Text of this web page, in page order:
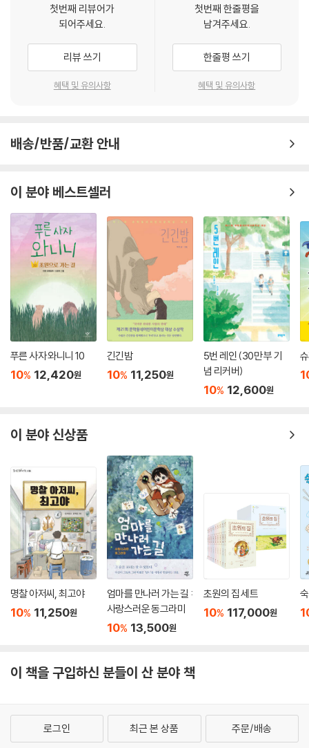
첫번째 리뷰어가
되어주세요.
리뷰 쓰기
혜택 및 유의사항
첫번째 한줄평을
남겨주세요.
한줄평 쓰기
혜택 및 유의사항
배송/반품/교환 안내
이 분야 베스트셀러
푸른 사자 와니니 10
10% 12,420원
긴긴밤
10% 11,250원
5번 레인 (30만 부 기
념 리커버)
10% 12,600원
이 분야 신상품
명찰 아저씨, 최고야
10% 11,250원
엄마를 만나러 가는 길 :
사랑스러운 동그라미
10% 13,500원
초원의 집 세트
10% 117,000원
이 책을 구입하신 분들이 산 분야 책
로그인 최근 본 상품 주문/배송